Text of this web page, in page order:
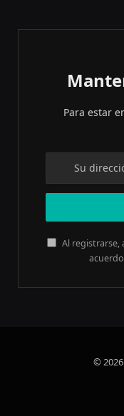
Para estar
Al registrarse,
©